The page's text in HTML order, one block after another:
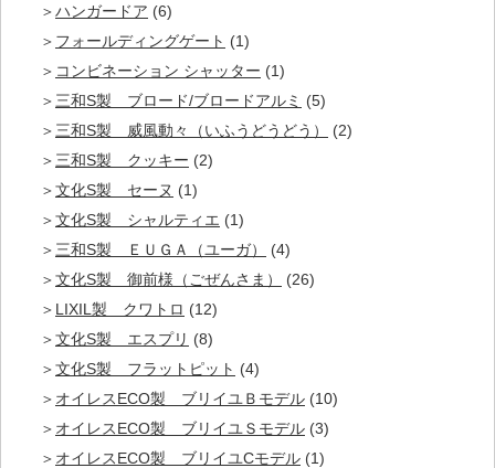
ハンガードア (6)
フォールディングゲート (1)
コンビネーション シャッター (1)
三和S製 ブロード/ブロードアルミ (5)
三和S製 威風動々（いふうどうどう）
(2)
三和S製 クッキー (2)
文化S製 セーヌ (1)
文化S製 シャルティエ (1)
三和S製 ＥＵＧＡ（ユーガ）
(4)
文化S製 御前様（ごぜんさま）
(26)
LIXIL製 クワトロ (12)
文化S製 エスプリ (8)
文化S製 フラットピット (4)
オイレスECO製 ブリイユＢモデル (10)
オイレスECO製 ブリイユＳモデル (3)
オイレスECO製 ブリイユCモデル (1)